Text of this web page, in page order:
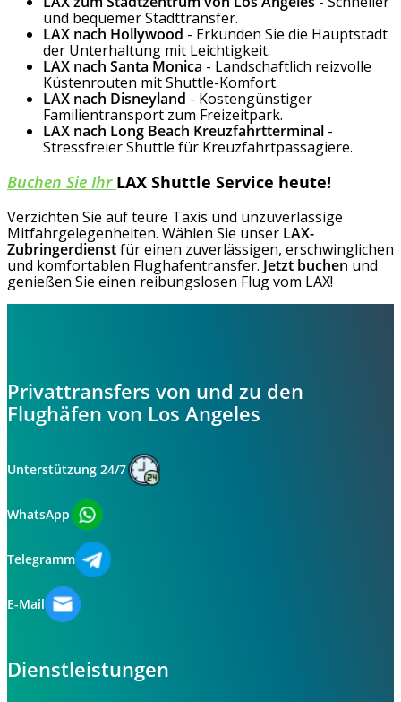
und bequemer Stadttransfer.
LAX nach Hollywood - Erkunden Sie die Hauptstadt
der Unterhaltung mit Leichtigkeit.
LAX nach Santa Monica - Landschaftlich reizvolle
Küstenrouten mit Shuttle-Komfort.
LAX nach Disneyland - Kostengünstiger
Familientransport zum Freizeitpark.
LAX nach Long Beach Kreuzfahrtterminal -
Stressfreier Shuttle für Kreuzfahrtpassagiere.
Buchen Sie Ihr LAX Shuttle Service heute!
Verzichten Sie auf teure Taxis und unzuverlässige
Mitfahrgelegenheiten. Wählen Sie unser LAX-
Zubringerdienstfür einen zuverlässigen, erschwinglichen
und komfortablen Flughafentransfer. Jetzt buchen und
genießen Sie einen reibungslosen Flug vom LAX!
Privattransfers von und zu den
Flughäfen von Los Angeles
Unterstützung 24/7
WhatsApp
Telegramm
E-Mail
Dienstleistungen